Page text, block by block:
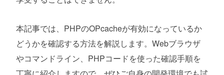
本記事では、PHPのOPcacheが有効になっているか
どうかを確認する方法を解説します。Webブラウザ
やコマンドライン、PHPコードを使った確認手順を